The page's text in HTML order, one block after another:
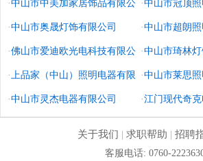
·中山市中美加家居饰品有限公
司
·中山市冠顶
·中山市奥晟灯饰有限公司 ·中山市超朗
·佛山市爱迪欧光电科技有限公
司
·中山市琦林
·上品家（中山）照明电器有限
公司
·中山市莱思
·中山市灵杰电器有限公司 ·江门现代奇
关于我们 | 求职帮助 | 招聘
客服电话: 0760-